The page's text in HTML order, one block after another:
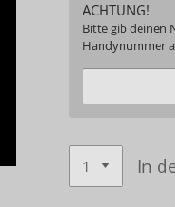
ACHTUNG!
Bitte gib deinen
Handynummer
In